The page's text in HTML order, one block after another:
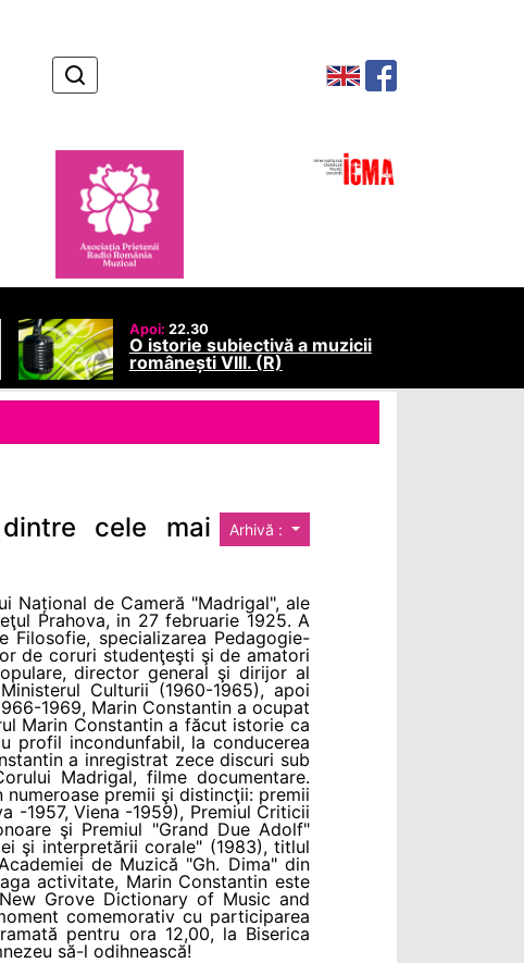
Apoi: 22.30
O istorie subiectivă a muzicii
românești VIII. (R)
Arhivă :
cele mai
Național de Cameră "Madrigal", ale
Prahova, in 27 februarie 1925. A
Filosofie, specializarea Pedagogie-
de coruri studenţeşti şi de amatori
director general şi dirijor al
Culturii (1960-1965), apoi
1969, Marin Constantin a ocupat
Marin Constantin a făcut istorie ca
profil incondunfabil, la conducerea
a inregistrat zece discuri sub
Madrigal, filme documentare.
premii şi distincţii: premii
-1957, Viena -1959), Premiul Criticii
şi Premiul "Grand Due Adolf"
şi interpretării corale" (1983), titlul
de Muzică "Gh. Dima" din
activitate, Marin Constantin este
Grove Dictionary of Music and
comemorativ cu participarea
pentru ora 12,00, la Biserica
să-l odihnească!